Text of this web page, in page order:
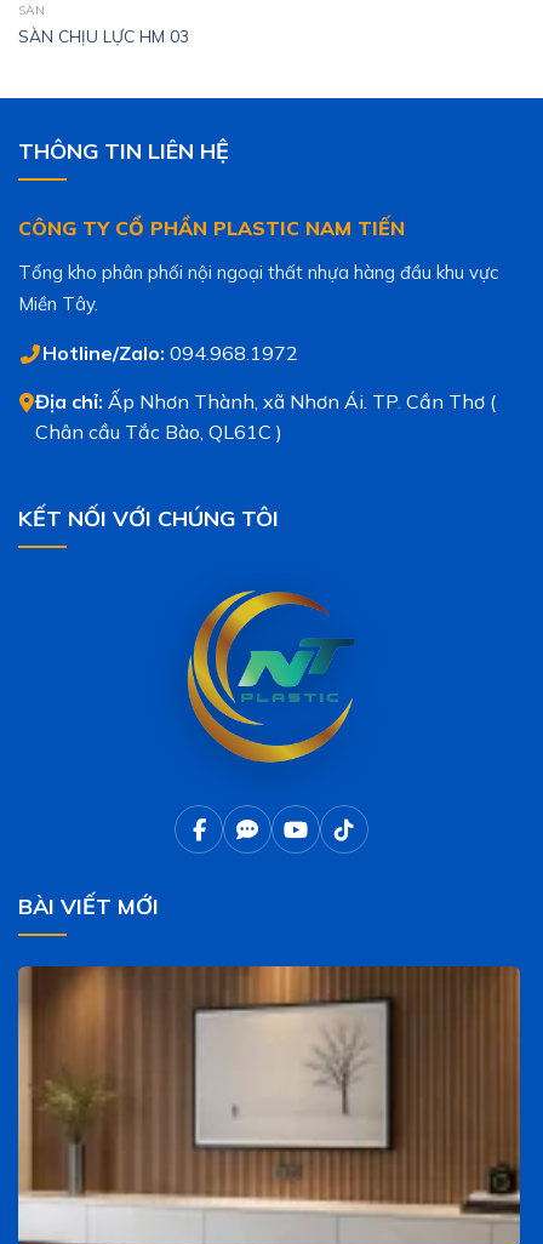
SÀN
SÀN CHỊU LỰC HM 03
THÔNG TIN LIÊN HỆ
CÔNG TY CỔ PHẦN PLASTIC NAM TIẾN
Tổng kho phân phối nội ngoại thất nhựa hàng đầu khu vực
Miền Tây.
Hotline/Zalo: 094.968.1972
Địa chỉ: Ấp Nhơn Thành, xã Nhơn Ái. TP. Cần Thơ (
Chân cầu Tắc Bào, QL61C )
KẾT NỐI VỚI CHÚNG TÔI
BÀI VIẾT MỚI